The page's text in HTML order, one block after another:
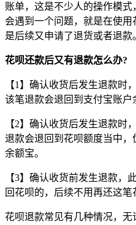
账单，这是不少人的操作模
会遇到一个问题，就是在使
是后续又申请了退货或者退款
花呗还款后又有退款怎么办?
【1】确认收货后发生退款时
该笔退款会退回到支付宝账户
【2】确认收货后发生退款时
退款会退回到花呗额度当中
余额宝。
【3】确认收货前发生退款，
回花呗的，后续不用再还这笔
花呗退款常见有几种情况，